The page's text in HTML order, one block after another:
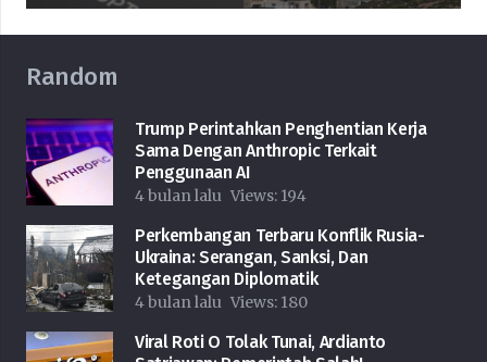
Random
Trump Perintahkan Penghentian Kerja
Sama Dengan Anthropic Terkait
Penggunaan AI
4 bulan lalu Views: 194
Perkembangan Terbaru Konflik Rusia-
Ukraina: Serangan, Sanksi, Dan
Ketegangan Diplomatik
4 bulan lalu Views: 180
Viral Roti O Tolak Tunai, Ardianto